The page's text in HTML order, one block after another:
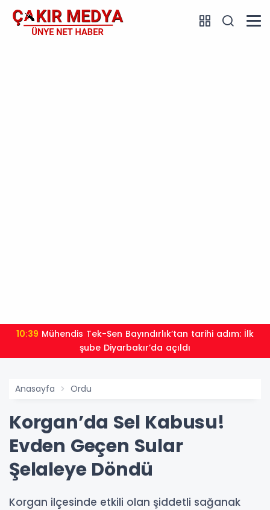
10:39
şube Diyarbakır’da açıldı
Anasayfa Ordu
Korgan’da Sel Kabusu!
Evden Geçen Sular
Şelaleye Döndü
Korgan ilçesinde etkili olan şiddetli sağanak